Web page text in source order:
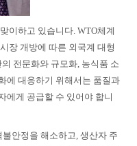
이하고 있습니다. WTO체계
장 개방에 따른 외국계 대형
전문화와 규모화, 농식품 소
에 대응하기 위해서는 품질과
에게 공급할 수 있어야 합니
안정을 해소하고, 생산자 주